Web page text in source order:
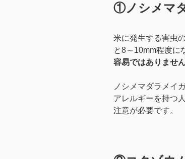
①ノシメマ
米に発生する害虫
と8～10mm程度に
容易ではありません
ノシメマダラメイ
アレルギーを持つ
注意が必要です。